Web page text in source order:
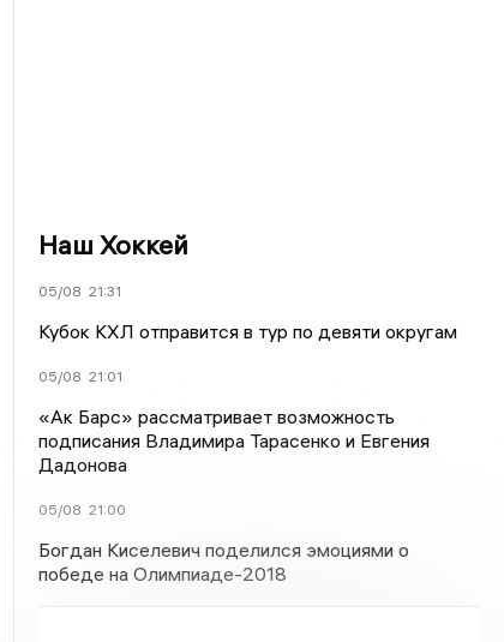
Наш Хоккей
05/08 21:31
Кубок КХЛ отправится в тур по девяти округам
05/08 21:01
«Ак Барс» рассматривает возможность
подписания Владимира Тарасенко и Евгения
Дадонова
05/08 21:00
Богдан Киселевич поделился эмоциями о
победе на Олимпиаде-2018